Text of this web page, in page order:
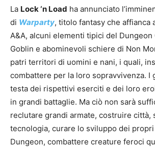
La Lock ‘n Load ha annunciato
di Warparty, titolo fantasy che affianca
A&A, alcuni elementi tipici del Dungeon
Goblin e abominevoli schiere di Non
patri territori di uomini e nani, i quali,
combattere per la loro sopravvivenza. I
testa dei rispettivi eserciti e dei loro
in grandi battaglie. Ma ciò non sarà
reclutare grandi armate, costruire città,
tecnologia, curare lo sviluppo dei
Dungeon, combattere creature feroci